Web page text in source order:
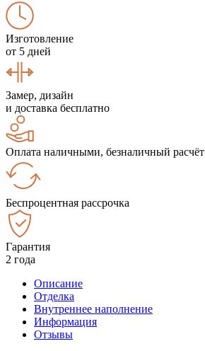
Изготовление
от 5 дней
Замер, дизайн
и доставка бесплатно
Оплата наличными, безналичный расчёт
Беспроцентная рассрочка
Гарантия
2 года
Описание
Отделка
Внутреннее наполнение
Информация
Отзывы